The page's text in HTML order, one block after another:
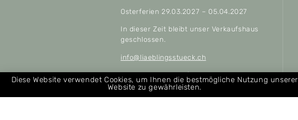
Osterferien 29.03.2027 – 05.04.2027
In dieser Zeit bleibt unser Verkaufshaus
geschlossen.
info@liaeblingsstueck.ch
Allgemeine Geschäftsbedingungen
Über uns
Diese Website verwendet Cookies, um Ihnen die bestmögliche Nutzung unserer
Website zu gewährleisten.